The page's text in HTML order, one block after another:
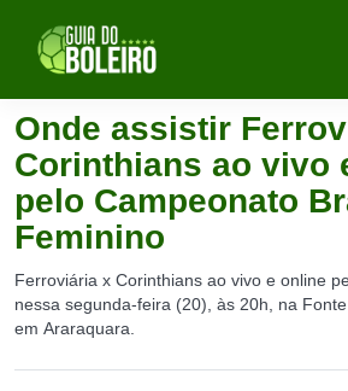
Onde assistir
Corinthians ao vivo
pelo Campeonato
Feminino
Ferroviária x Corinthians ao vivo e online
nessa segunda-feira (20), às 20h, na Fonte
em Araraquara.